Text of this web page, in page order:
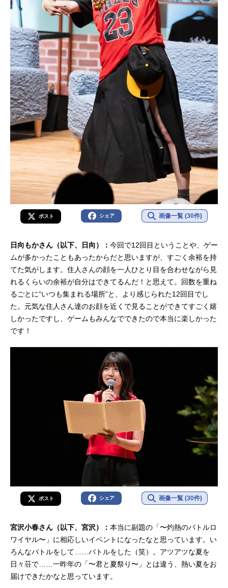
ポスト シェア 画像一覧 (30件)
日向もかさん（以下、日向）： 今回で12回目ということや、ゲー
ムが多かったこともあったからだと思いますが、すごく余裕を持
てた気がします。住人さんの顔を一人ひとり目を合わせながら見
れるくらいの余裕が自分はできてるんだ！と思えて。回数を重ね
るごとに“いつも集まれる場所”と、より感じられた12回目でし
た。元気な住人さん達のお顔を近くで見ることができてすごく嬉
しかったですし、ゲームもみんなでできたので本当に楽しかった
です！
ポスト シェア 画像一覧 (30件)
宮沢小春さん（以下、宮沢）： 本当に副題の「〜灼熱のバトルロ
ワイヤル〜」に相応しいイベントになったなと思っています。い
ろんなバトルをして……バトルをした（笑）。アツアツな夏を
日々荘で……一昨年の「〜君と夏祭り〜」とは違う、熱い夏をお
届けできたかなと思っています。